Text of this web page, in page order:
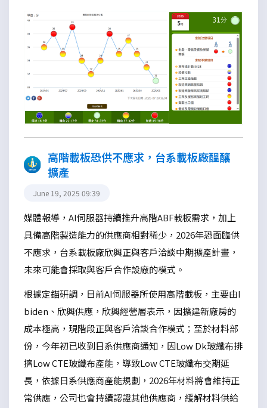
高階載板恐供不應求，台系載板廠醞釀
擴產
June 19, 2025 09:39
媒體報導，AI伺服器持續推升高階ABF載板需求，加上
具備高階製造能力的供應商相對稀少，2026年恐面臨供
不應求，台系載板廠欣興正與客戶洽談中期擴產計畫，
未來可能會採取與客戶合作設廠的模式。
根據定錨研調，目前AI伺服器所使用高階載板，主要由I
biden、欣興供應，欣興經營層表示，因擴建新廠房的
成本極高，現階段正與客戶洽談合作模式；至於材料部
份，今年初已收到日系供應商通知，因Low Dk玻纖布排
擠Low CTE玻纖布產能，導致Low CTE玻纖布交期延
長，依據日系供應商產能規劃，2026年材料將會維持正
常供應，公司也會持續認證其他供應商，緩解材料供給